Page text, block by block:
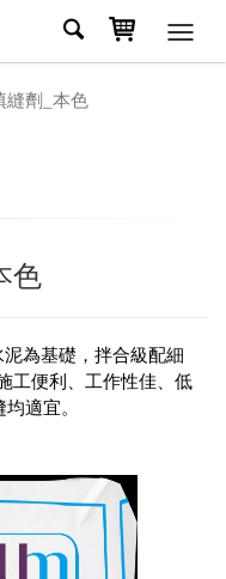
縫劑_本色
色
泥為基礎，拌合級配細
工便利、工作性佳、低
適宜。